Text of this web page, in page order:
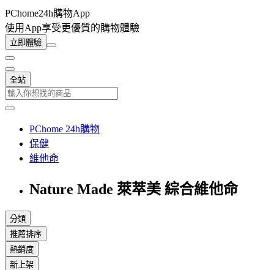
PChome24h購物App
使用App享受更優質的購物體驗
立即體驗
全站
PChome 24h購物
保健
維他命
Nature Made 萊萃美 綜合維他命
分類
推薦排序
熱銷度
新上架